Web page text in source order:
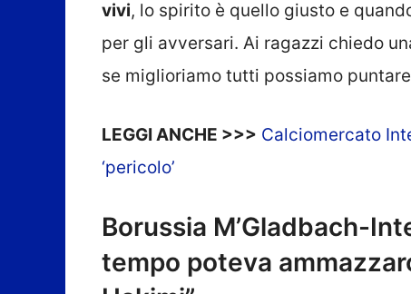
vivi, lo spirito è quello giusto e
per gli avversari. Ai ragazzi chiedo
se miglioriamo tutti possiamo
LEGGI ANCHE >>> Calciomercato
‘pericolo’
Borussia M’Gladbach-
tempo poteva